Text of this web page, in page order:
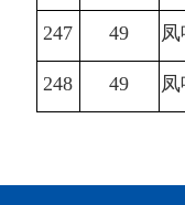
247 49
248 49